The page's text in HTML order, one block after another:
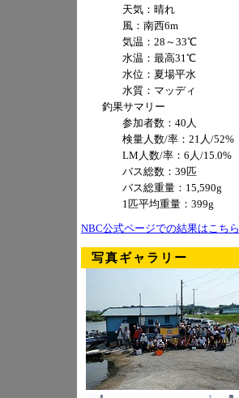
天気：晴れ
風：南西6m
気温：28～33℃
水温：最高31℃
水位：夏場平水
水質：マッディ
釣果サマリー
参加者数：40人
検量人数/率：21人/52%
LM人数/率：6人/15.0%
バス総数：39匹
バス総重量：15,590g
1匹平均重量：399g
NBC公式ページでの結果はこちら
写真ギャラリー